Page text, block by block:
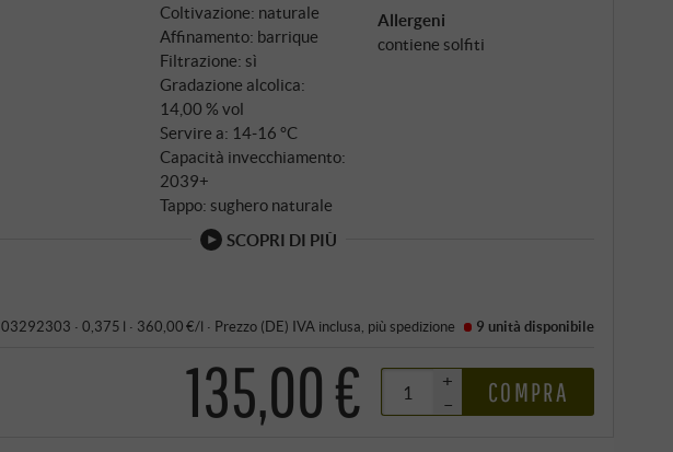
Coltivazione: naturale
Affinamento: barrique
Filtrazione: sì
Gradazione alcolica:
14,00 % vol
Servire a: 14‑16 °C
Capacità invecchiamento:
2039+
Tappo: sughero naturale
Allergeni
contiene solfiti
SCOPRI DI PIÙ
03292303 · 0,375 l · 360,00 €/l · Prezzo (DE) IVA inclusa , più spedizione 9 unità disponibile
135,00 €
+
–
COMPRA